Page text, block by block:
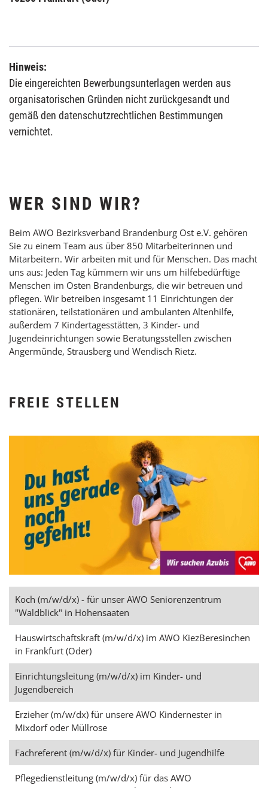
Hinweis:
Die eingereichten Bewerbungsunterlagen werden aus
organisatorischen Gründen nicht zurückgesandt und
gemäß den datenschutzrechtlichen Bestimmungen
vernichtet.
WER SIND WIR?
Beim AWO Bezirksverband Brandenburg Ost e.V. gehören
Sie zu einem Team aus über 850 Mitarbeiterinnen und
Mitarbeitern. Wir arbeiten mit und für Menschen. Das macht
uns aus: Jeden Tag kümmern wir uns um hilfebedürftige
Menschen im Osten Brandenburgs, die wir betreuen und
pflegen. Wir betreiben insgesamt 11 Einrichtungen der
stationären, teilstationären und ambulanten Altenhilfe,
außerdem 7 Kindertagesstätten, 3 Kinder- und
Jugendeinrichtungen sowie Beratungsstellen zwischen
Angermünde, Strausberg und Wendisch Rietz.
FREIE STELLEN
Koch (m/w/d/x) - für unser AWO Seniorenzentrum
"Waldblick" in Hohensaaten
Hauswirtschaftskraft (m/w/d/x) im AWO KiezBeresinchen
in Frankfurt (Oder)
Einrichtungsleitung (m/w/d/x) im Kinder- und
Jugendbereich
Erzieher (m/w/dx) für unsere AWO Kindernester in
Mixdorf oder Müllrose
Fachreferent (m/w/d/x) für Kinder- und Jugendhilfe
Pflegedienstleitung (m/w/d/x) für das AWO